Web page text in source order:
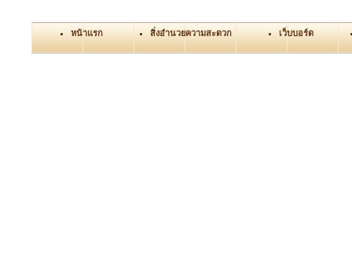
หน้าแรก สิ่งอำนวยความสะดวก เว็บบอร์ด